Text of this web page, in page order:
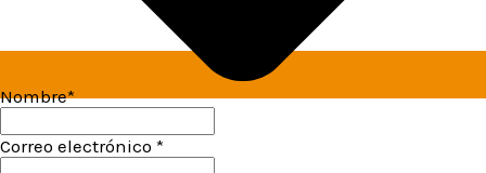
Nombre*
Correo electrónico *